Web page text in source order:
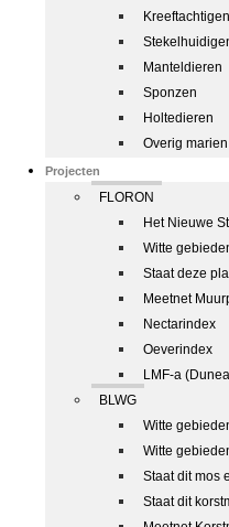
Kreeftachtigen
Manteldieren
Sponzen
Holtedieren
Overig marien
Projecten
FLORON
Het Nieuwe
Witte
Staat deze
Meetnet
Nectarindex
Oeverindex
LMF-a
BLWG
Witte
Witte
Staat dit mos
Staat dit